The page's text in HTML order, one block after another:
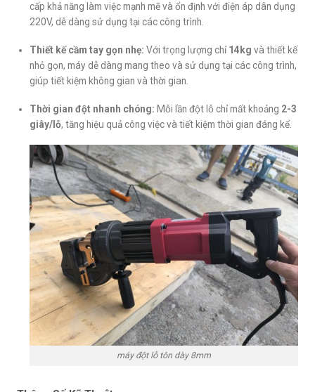
cấp khả năng làm việc mạnh mẽ và ổn định với điện áp dân dụng
220V, dễ dàng sử dụng tại các công trình.
Thiết kế cầm tay gọn nhẹ: Với trọng lượng chỉ 14kg và thiết kế
nhỏ gọn, máy dễ dàng mang theo và sử dụng tại các công trình,
giúp tiết kiệm không gian và thời gian.
Thời gian đột nhanh chóng: Mỗi lần đột lỗ chỉ mất khoảng 2-3
giây/lỗ, tăng hiệu quả công việc và tiết kiệm thời gian đáng kể.
máy đột lỗ tôn dày 8mm